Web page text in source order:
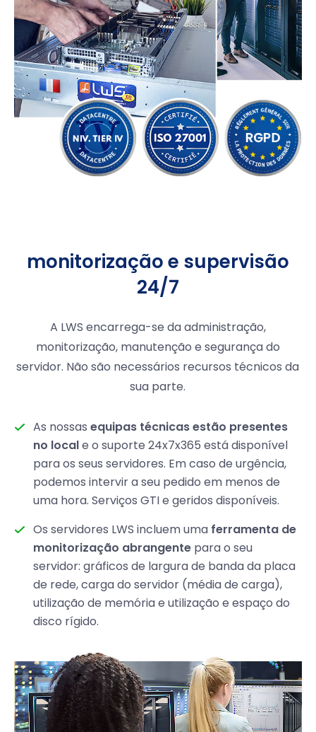
monitorização e supervisão
24/7
A LWS encarrega-se da administração,
monitorização, manutenção e segurança do
servidor. Não são necessários recursos técnicos da
sua parte.
As nossasequipas técnicas estão presentes
no locale o suporte 24x7x365 está disponível
para os seus servidores. Em caso de urgência,
podemos intervir a seu pedido em menos de
uma hora. Serviços GTI e geridos disponíveis.
Os servidores LWS incluem uma ferramenta de
monitorização abrangente para o seu
servidor: gráficos de largura de banda da placa
de rede, carga do servidor (média de carga),
utilização de memória e utilização e espaço do
disco rígido.